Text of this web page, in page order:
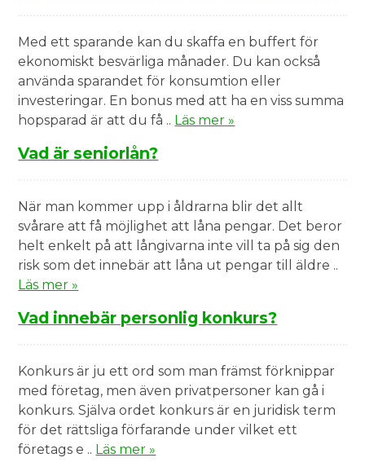
Med ett sparande kan du skaffa en buffert för
ekonomiskt besvärliga månader. Du kan också
använda sparandet för konsumtion eller
investeringar. En bonus med att ha en viss summa
hopsparad är att du få .. Läs mer »
Vad är seniorlån?
När man kommer upp i åldrarna blir det allt
svårare att få möjlighet att låna pengar. Det beror
helt enkelt på att långivarna inte vill ta på sig den
risk som det innebär att låna ut pengar till äldre ..
Läs mer »
Vad innebär personlig konkurs?
Konkurs är ju ett ord som man främst förknippar
med företag, men även privatpersoner kan gå i
konkurs. Själva ordet konkurs är en juridisk term
för det rättsliga förfarande under vilket ett
företags e .. Läs mer »